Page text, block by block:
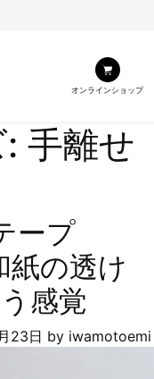
オンラインショップ
手離せ
ープ
紙の透け
感覚
23日 by iwamotoemi